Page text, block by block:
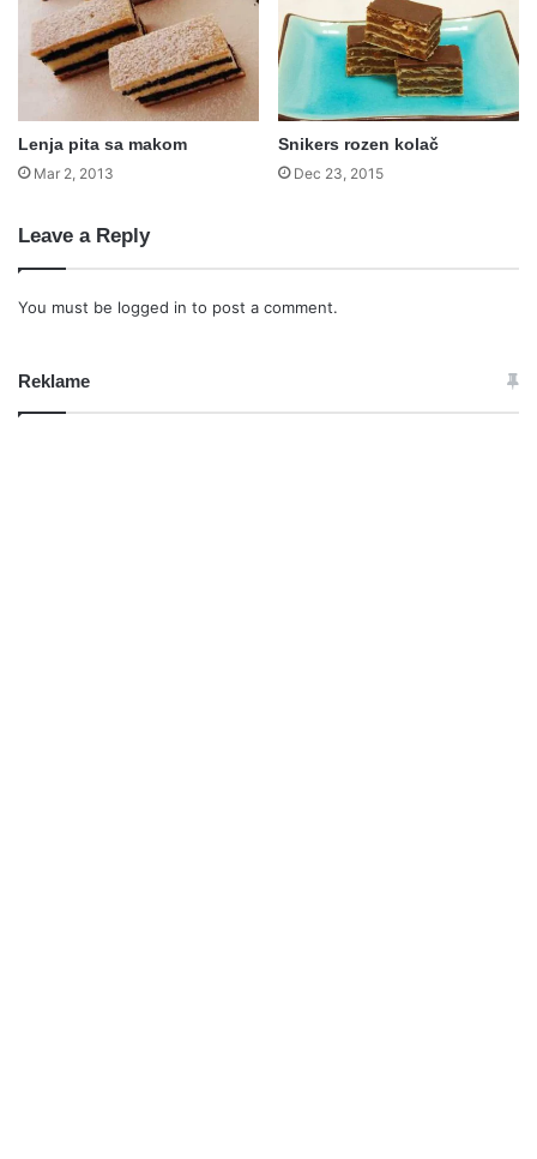
Lenja pita sa makom
Mar 2, 2013
Snikers rozen kolač
Dec 23, 2015
Leave a Reply
You must be logged in to post a comment.
Reklame